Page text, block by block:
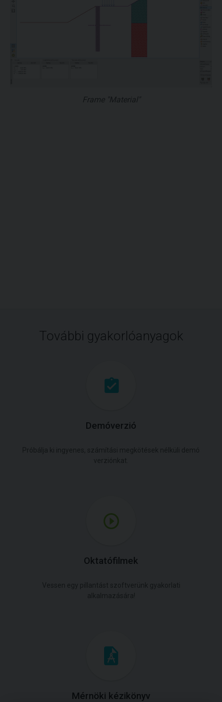
Frame "Material"
További gyakorlóanyagok
Demóverzió
Oktatófilmek
Mérnöki kézikönyv